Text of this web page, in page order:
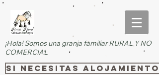
¡Hola! Somos una granja familiar RURAL Y NO
COMERCIAL
SI necesitas